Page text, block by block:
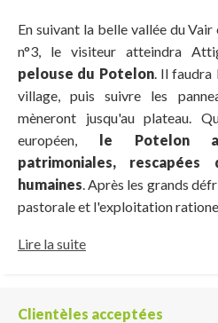
En suivant la belle vallée du
n°3, le visiteur atteindra
pelouse du Potelon. Il faudra
village, puis suivre les
mèneront jusqu'au plateau.
européen, le Potelon
patrimoniales,
humaines . Après les grands
pastorale et l'exploitation
Lire la suite
Clientèles acceptées